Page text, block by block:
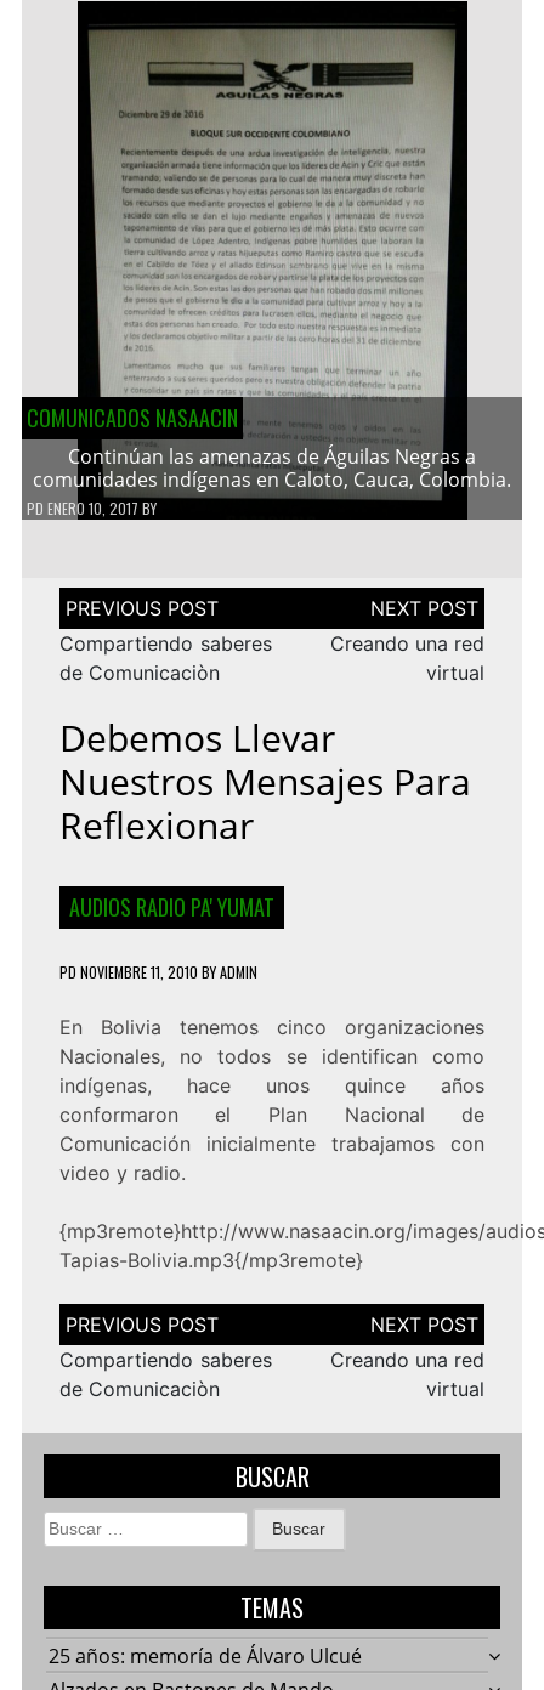
COMUNICADOS NASAACIN
Continúan las amenazas de Águilas Negras a
comunidades indígenas en Caloto, Cauca, Colombia.
PD ENERO 10, 2017 BY
Navegación
de
entradas
Compartiendo saberes
de Comunicaciòn
Creando una red
virtual
Debemos Llevar
Nuestros Mensajes Para
Reflexionar
AUDIOS RADIO PA' YUMAT
PD NOVIEMBRE 11, 2010 BYADMIN
En Bolivia tenemos cinco organizaciones
Nacionales, no todos se identifican como
indígenas, hace unos quince años
conformaron el Plan Nacional de
Comunicación inicialmente trabajamos con
video y radio.
{mp3remote}http://www.nasaacin.org/images/
Tapias-Bolivia.mp3{/mp3remote}
Navegación
de
entradas
Compartiendo saberes
de Comunicaciòn
Creando una red
virtual
BUSCAR
Buscar:
TEMAS
25 años: memoría de Álvaro Ulcué